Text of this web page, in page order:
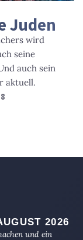
Juden
wird
seine
auch sein
aktuell.
2026
und ein